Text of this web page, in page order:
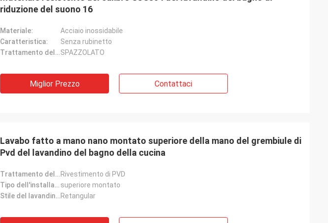
riduzione del suono 16
Materiale:
Acciaio inossidabile
Caratteristica:
Senza rubinetto
Trattamento delle superfici:SPAZZOLATO
Miglior Prezzo Contattaci
Lavabo fatto a mano nano montato superiore della mano del grembiule di
Pvd del lavandino del bagno della cucina
Trattamento delle superfici: Rivestimento di PVD
Tipo dell'installazione: superiore montato
Stile del lavandino:Retangular